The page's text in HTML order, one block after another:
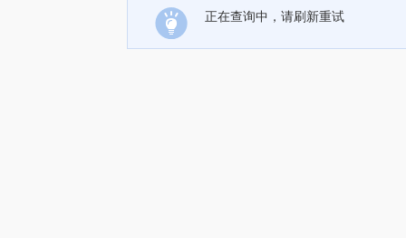
正在查询中，请刷新重试